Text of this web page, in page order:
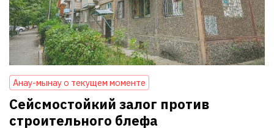
Анау-мынау о текущем моменте
Сейсмостойкий залог против
строительного блефа